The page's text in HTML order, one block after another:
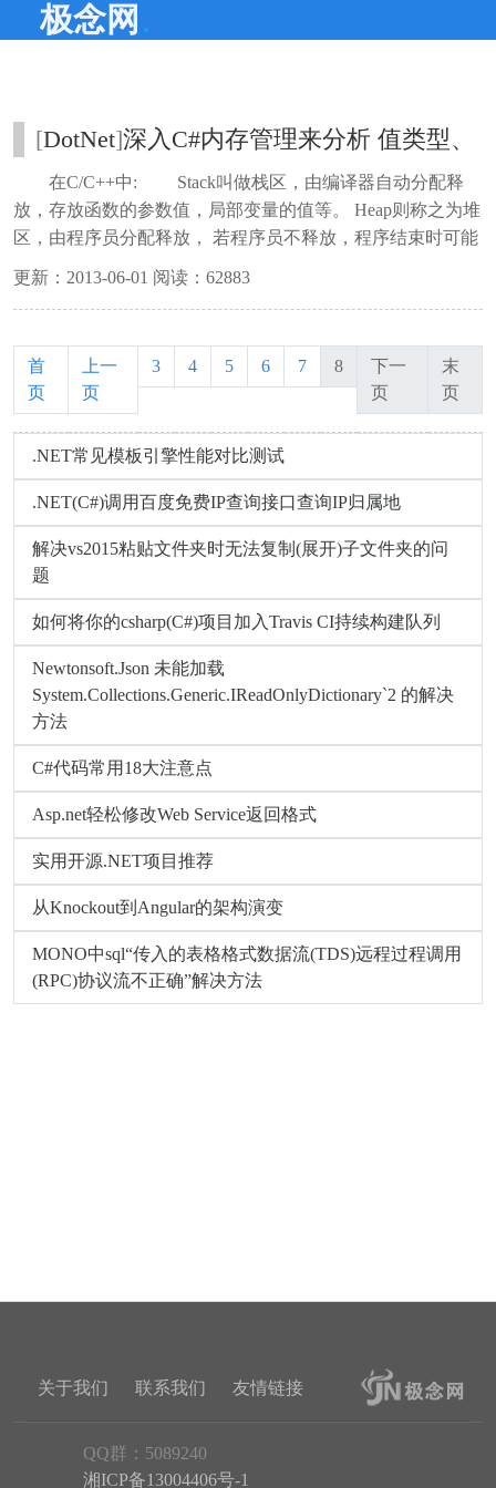
极念网 .
[DotNet]深入C#内存管理来分析 值类型、
引用类型、装箱、拆箱、堆栈几个概念组
合
在C/C++中: Stack叫做栈区，由编译器自动分配释
放，存放函数的参数值，局部变量的值等。 Heap则称之为堆
区，由程序员分配释放， 若程序员不释放，程序结束时可能
由OS回收。 而在C#中: Stack是指堆栈，Heap是指托管
堆，不同语言叫法不同，概念稍有差别。(此处若有错误，请
是内存中的某一个区域，区别于数据结构中的栈(后进先出的
线性表)，堆(经过某种排序的二叉树)。 讲一个概念之
前，首先要说明它所处的背景。 若无特别说明，这篇文
章讲的堆栈指的就是Stack，托管堆指的就是Heap。
更新：2013-06-01 阅读：62883
首
页
上一
页
3 4 5 6 7 8
下一
页
末
页
.NET常见模板引擎性能对比测试
.NET(C#)调用百度免费IP查询接口查询IP归属地
解决vs2015粘贴文件夹时无法复制(展开)子文件夹的问
题
如何将你的csharp(C#)项目加入Travis CI持续构建队列
Newtonsoft.Json 未能加载
System.Collections.Generic.IReadOnlyDictionary`2 的解决
方法
C#代码常用18大注意点
Asp.net轻松修改Web Service返回格式
实用开源.NET项目推荐
从Knockout到Angular的架构演变
MONO中sql“传入的表格格式数据流(TDS)远程过程调用
(RPC)协议流不正确”解决方法
关于我们 联系我们 友情链接
QQ群：5089240
湘ICP备13004406号-1